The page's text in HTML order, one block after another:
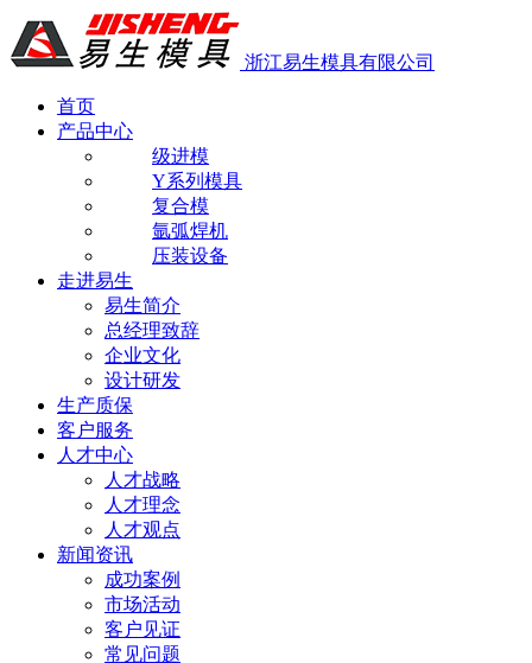
浙江易生模具有限公司
首页
产品中心
级进模
Y系列模具
复合模
氩弧焊机
压装设备
走进易生
易生简介
总经理致辞
企业文化
设计研发
生产质保
客户服务
人才中心
人才战略
人才理念
人才观点
新闻资讯
成功案例
市场活动
客户见证
常见问题